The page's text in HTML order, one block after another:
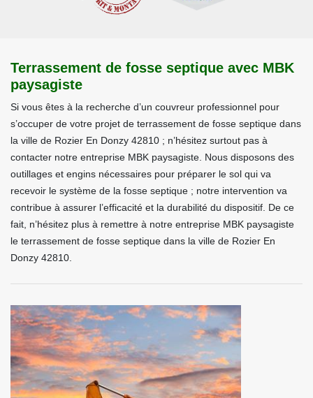
Terrassement de fosse septique avec MBK
paysagiste
Si vous êtes à la recherche d’un couvreur professionnel pour
s’occuper de votre projet de terrassement de fosse septique dans
la ville de Rozier En Donzy 42810 ; n’hésitez surtout pas à
contacter notre entreprise MBK paysagiste. Nous disposons des
outillages et engins nécessaires pour préparer le sol qui va
recevoir le système de la fosse septique ; notre intervention va
contribue à assurer l’efficacité et la durabilité du dispositif. De ce
fait, n’hésitez plus à remettre à notre entreprise MBK paysagiste
le terrassement de fosse septique dans la ville de Rozier En
Donzy 42810.